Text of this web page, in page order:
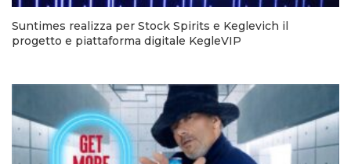
Suntimes realizza per Stock Spirits e Keglevich il
progetto e piattaforma digitale KegleVIP